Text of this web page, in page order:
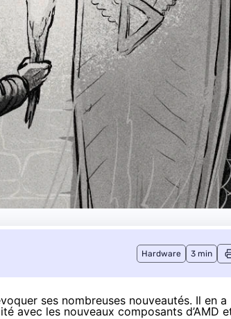
Hardware 3 min
ses nombreuses nouveautés. Il en a
avec les nouveaux composants d’AMD